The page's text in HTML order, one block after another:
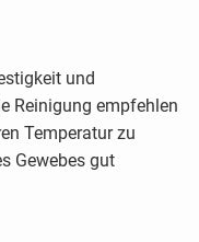
und
Reinigung empfehlen
Temperatur zu
Gewebes gut